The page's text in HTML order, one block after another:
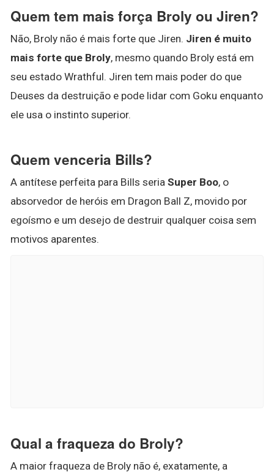
Quem tem mais força Broly ou Jiren?
Não, Broly não é mais forte que Jiren. Jiren é muito
mais forte que Broly, mesmo quando Broly está em
seu estado Wrathful. Jiren tem mais poder do que
Deuses da destruição e pode lidar com Goku enquanto
ele usa o instinto superior.
Quem venceria Bills?
A antítese perfeita para Bills seria Super Boo, o
absorvedor de heróis em Dragon Ball Z, movido por
egoísmo e um desejo de destruir qualquer coisa sem
motivos aparentes.
Qual a fraqueza do Broly?
A maior fraqueza de Broly não é, exatamente, a